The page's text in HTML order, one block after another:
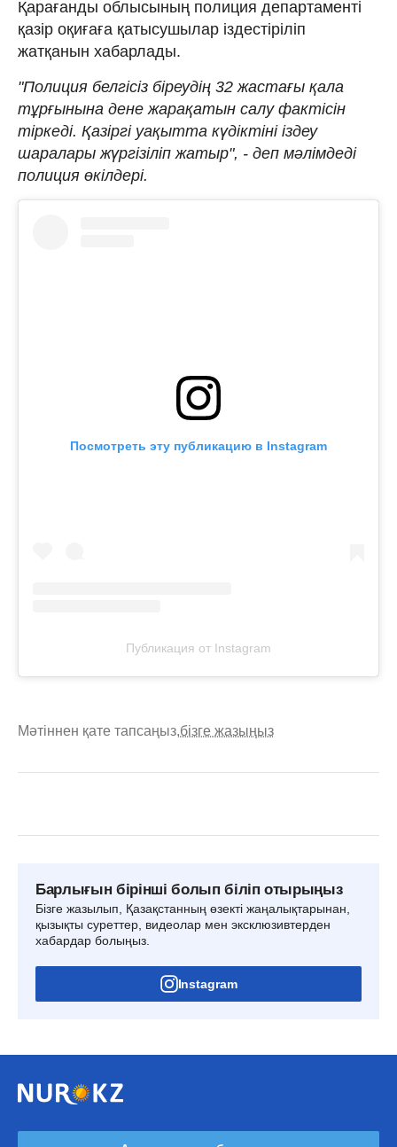
Қарағанды облысының полиция департаменті
қазір оқиғаға қатысушылар іздестіріліп
жатқанын хабарлады.
"Полиция белгісіз біреудің 32 жастағы қала
тұрғынына дене жарақатын салу фактісін
тіркеді. Қазіргі уақытта күдіктіні іздеу
шаралары жүргізіліп жатыр", - деп мәлімдеді
полиция өкілдері.
Посмотреть эту публикацию в Instagram
Публикация от Instagram
Мәтіннен қате тапсаңыз,бізге жазыңыз
Барлығын бірінші болып біліп отырыңыз
Бізге жазылып, Қазақстанның өзекті жаңалықтарынан,
қызықты суреттер, видеолар мен эксклюзивтерден
хабардар болыңыз.
Instagram